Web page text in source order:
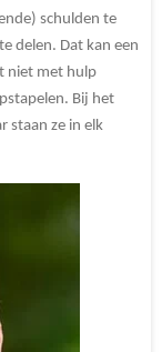
schulden te
delen. Dat kan een
niet met hulp
Bij het
staan ze in elk